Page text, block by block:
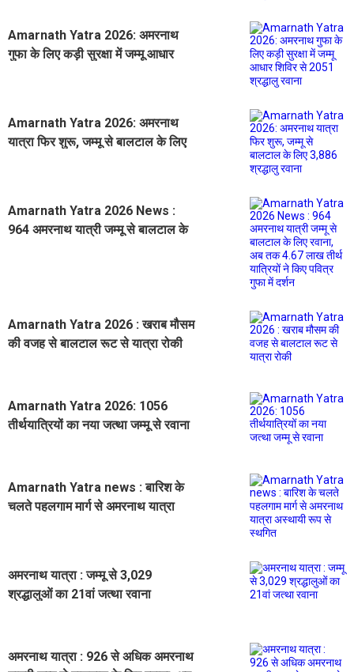
Amarnath Yatra 2026: अमरनाथ
गुफा के लिए कड़ी सुरक्षा में जम्मू आधार
Amarnath Yatra 2026: अमरनाथ
यात्रा फिर शुरू, जम्मू से बालटाल के लिए
Amarnath Yatra 2026 News :
964 अमरनाथ यात्री जम्मू से बालटाल के
Amarnath Yatra 2026 : खराब मौसम
की वजह से बालटाल रूट से यात्रा रोकी
Amarnath Yatra 2026: 1056
तीर्थयात्रियों का नया जत्था जम्मू से रवाना
Amarnath Yatra news : बारिश के
चलते पहलगाम मार्ग से अमरनाथ यात्रा
अमरनाथ यात्रा : जम्मू से 3,029
श्रद्धालुओं का 21वां जत्था रवाना
अमरनाथ यात्रा : 926 से अधिक अमरनाथ